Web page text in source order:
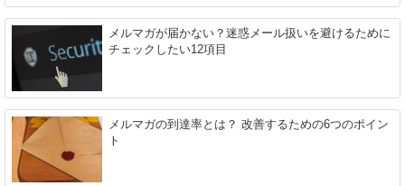
メルマガが届かない？迷惑メール扱いを避けるために
チェックしたい12項目
メルマガの到達率とは？ 改善するための6つのポイン
ト